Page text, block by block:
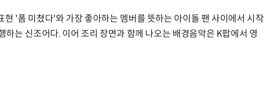
현 '폼 미쳤다'와 가장 좋아하는 멤버를 뜻하는 아이돌 팬 사이에서 시작
는 신조어다. 이어 조리 장면과 함께 나오는 배경음악은 K팝에서 영